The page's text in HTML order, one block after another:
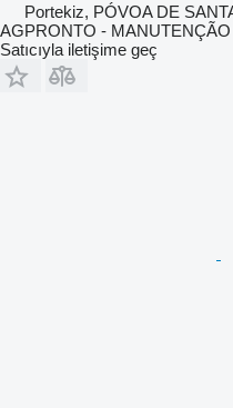
Portekiz, PÓVOA DE
AGPRONTO -
Satıcıyla iletişime geç